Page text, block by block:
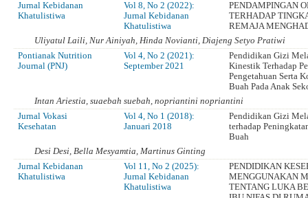
Jurnal Kebidanan
Khatulistiwa
Vol 8, No 2 (2022):
Jurnal Kebidanan
Khatulistiwa
PENDAMPINGAN
TERHADAP
REMAJA
Uliyatul Laili, Nur Ainiyah, Hinda Novianti, Diajeng Setyo Pratiwi
Pontianak Nutrition
Journal (PNJ)
Vol 4, No 2 (2021):
September 2021
Pendidikan Gizi
Kinestik Terhadap
Pengetahuan Serta
Buah Pada Anak
Intan Ariestia, suaebah suebah, nopriantini nopriantini
Jurnal Vokasi
Kesehatan
Vol 4, No 1 (2018):
Januari 2018
Pendidikan Gizi
terhadap
Buah
Desi Desi, Bella Mesyamtia, Martinus Ginting
Jurnal Kebidanan
Khatulistiwa
Vol 11, No 2 (2025):
Jurnal Kebidanan
Khatulistiwa
PENDIDIKAN
MENGGUNAKAN
TENTANG LUKA